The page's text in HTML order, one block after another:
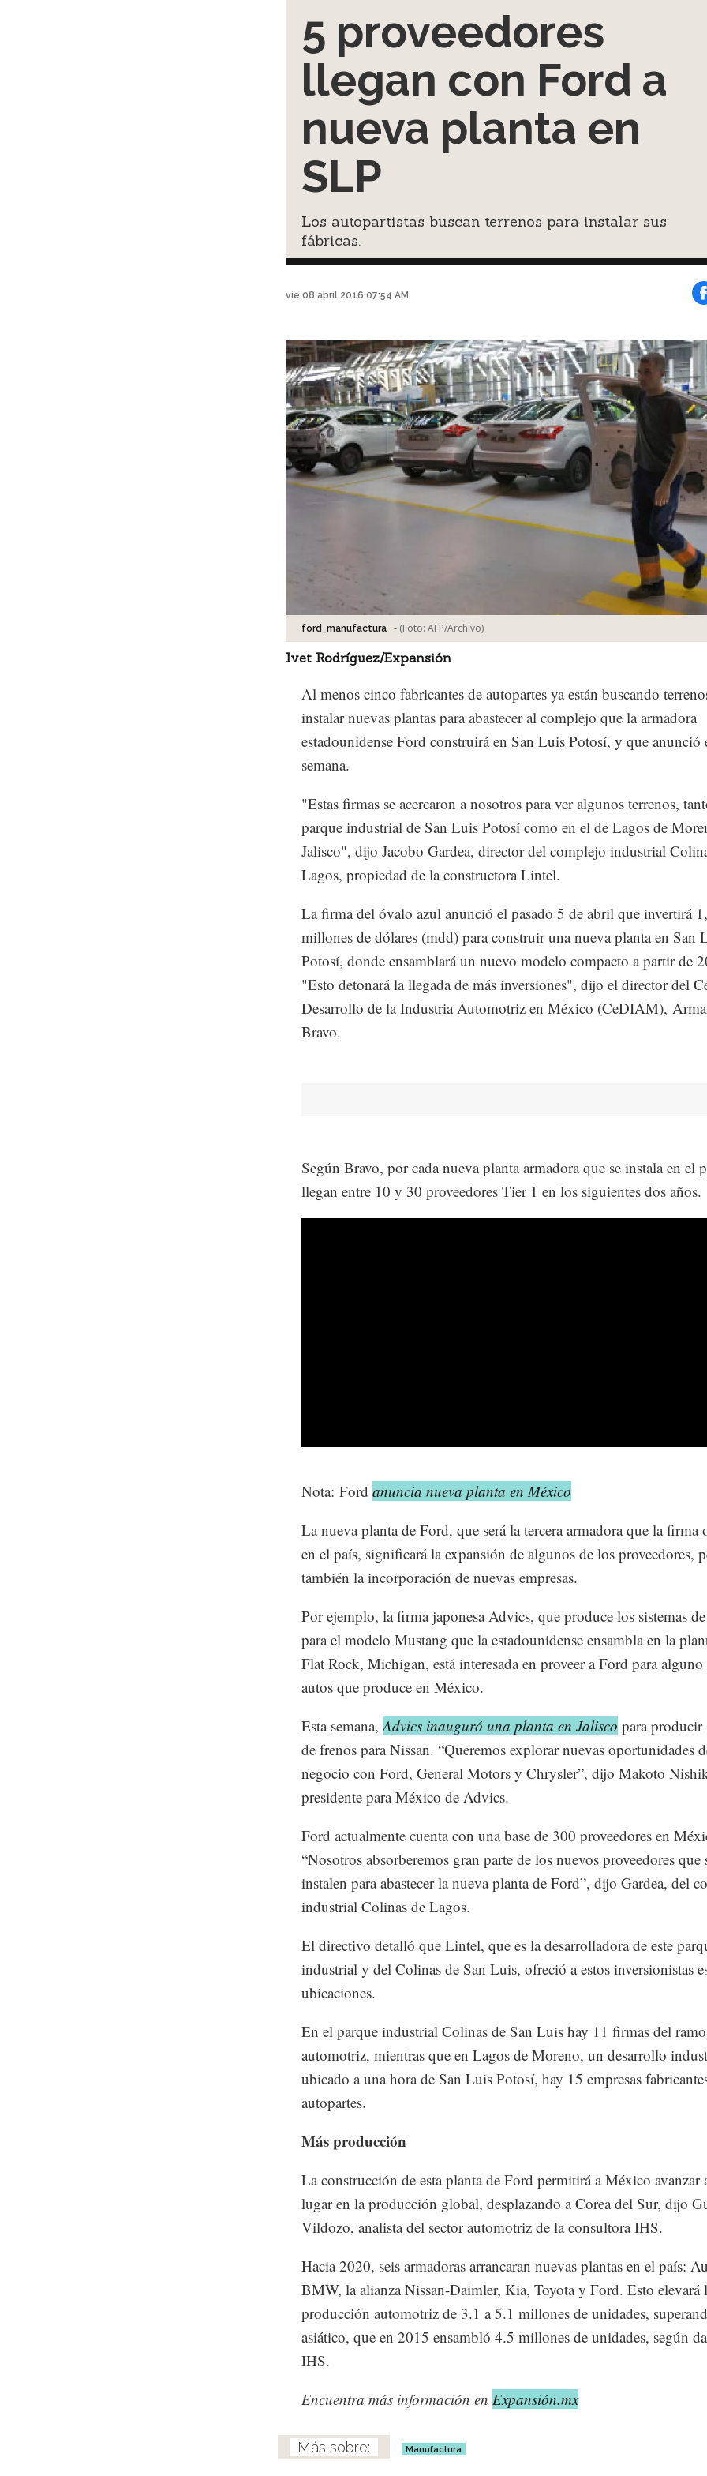
5 proveedores
llegan con Ford a
nueva planta en
SLP
Los autopartistas buscan terrenos para instalar sus
fábricas.
vie 08 abril 2016 07:54 AM
ford_manufactura - (Foto: AFP/Archivo)
Ivet Rodríguez/Expansión
Al menos cinco fabricantes de autopartes ya están buscando
instalar nuevas plantas para abastecer al complejo que la armadora
estadounidense Ford construirá en San Luis Potosí, y que anunció
semana.
"Estas firmas se acercaron a nosotros para ver algunos terrenos,
parque industrial de San Luis Potosí como en el de Lagos de
Jalisco", dijo Jacobo Gardea, director del complejo industrial
Lagos, propiedad de la constructora Lintel.
La firma del óvalo azul anunció el pasado 5 de abril que invertirá
millones de dólares (mdd) para construir una nueva planta en San
Potosí, donde ensamblará un nuevo modelo compacto a partir de
"Esto detonará la llegada de más inversiones", dijo el director del
Desarrollo de la Industria Automotriz en México (CeDIAM),
Bravo.
Según Bravo, por cada nueva planta armadora que se instala en el
llegan entre 10 y 30 proveedores Tier 1 en los siguientes dos años.
Nota: Ford anuncia nueva planta en México
La nueva planta de Ford, que será la tercera armadora que la firma
en el país, significará la expansión de algunos de los proveedores,
también la incorporación de nuevas empresas.
Por ejemplo, la firma japonesa Advics, que produce los sistemas
para el modelo Mustang que la estadounidense ensambla en la
Flat Rock, Michigan, está interesada en proveer a Ford para
autos que produce en México.
Esta semana,Advics inauguró una planta en Jalisco para producir
de frenos para Nissan. “Queremos explorar nuevas oportunidades
negocio con Ford, General Motors y Chrysler”, dijo Makoto
presidente para México de Advics.
Ford actualmente cuenta con una base de 300 proveedores en
“Nosotros absorberemos gran parte de los nuevos proveedores que
instalen para abastecer la nueva planta de Ford”, dijo Gardea, del
industrial Colinas de Lagos.
El directivo detalló que Lintel, que es la desarrolladora de este
industrial y del Colinas de San Luis, ofreció a estos inversionistas
ubicaciones.
En el parque industrial Colinas de San Luis hay 11 firmas del ramo
automotriz, mientras que en Lagos de Moreno, un desarrollo
ubicado a una hora de San Luis Potosí, hay 15 empresas
autopartes.
Más producción
La construcción de esta planta de Ford permitirá a México avanzar
lugar en la producción global, desplazando a Corea del Sur, dijo
Vildozo, analista del sector automotriz de la consultora IHS.
Hacia 2020, seis armadoras arrancaran nuevas plantas en el país:
BMW, la alianza Nissan-Daimler, Kia, Toyota y Ford. Esto elevará
producción automotriz de 3.1 a 5.1 millones de unidades,
asiático, que en 2015 ensambló 4.5 millones de unidades, según
IHS.
Encuentra más información en Expansión.mx
Manufactura